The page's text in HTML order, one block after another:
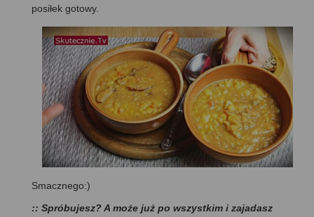
posiłek gotowy.
Smacznego:)
:: Spróbujesz? A może już po wszystkim i zajadasz